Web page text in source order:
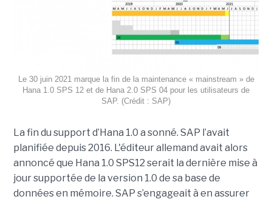
Le 30 juin 2021 marque la fin de la maintenance « mainstream » de
Hana 1.0 SPS 12 et de Hana 2.0 SPS 04 pour les utilisateurs de
SAP. (Crédit : SAP)
La fin du support d’Hana 1.0 a sonné. SAP l’avait
planifiée depuis 2016. L'éditeur allemand avait alors
annoncé que Hana 1.0 SPS12 serait la dernière mise à
jour supportée de la version 1.0 de sa base de
données en mémoire. SAP s’engageait à en assurer